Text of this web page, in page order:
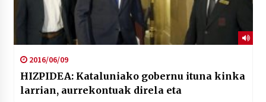
2016/06/09
HIZPIDEA: Kataluniako gobernu ituna kinka
larrian, aurrekontuak direla eta